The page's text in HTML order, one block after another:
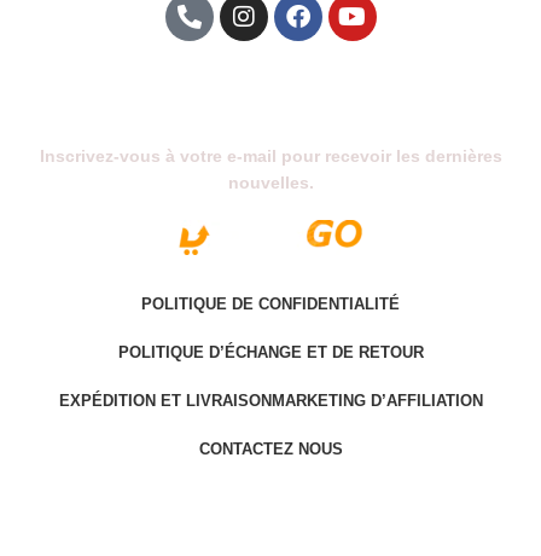
Inscrivez-vous à votre e-mail pour recevoir les dernières
nouvelles.
POLITIQUE DE CONFIDENTIALITÉ
POLITIQUE D’ÉCHANGE ET DE RETOUR
EXPÉDITION ET LIVRAISON MARKETING D’AFFILIATION
CONTACTEZ NOUS